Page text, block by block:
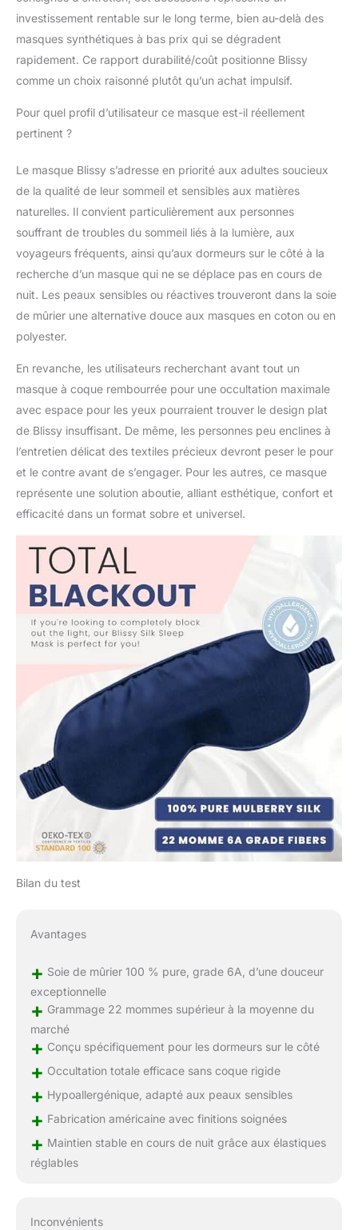
investissement rentable sur le long terme, bien au-delà des
masques synthétiques à bas prix qui se dégradent
rapidement. Ce rapport durabilité/coût positionne Blissy
comme un choix raisonné plutôt qu’un achat impulsif.
Pour quel profil d’utilisateur ce masque est-il réellement
pertinent ?
Le masque Blissy s’adresse en priorité aux adultes soucieux
de la qualité de leur sommeil et sensibles aux matières
naturelles. Il convient particulièrement aux personnes
souffrant de troubles du sommeil liés à la lumière, aux
voyageurs fréquents, ainsi qu’aux dormeurs sur le côté à la
recherche d’un masque qui ne se déplace pas en cours de
nuit. Les peaux sensibles ou réactives trouveront dans la soie
de mûrier une alternative douce aux masques en coton ou en
polyester.
En revanche, les utilisateurs recherchant avant tout un
masque à coque rembourrée pour une occultation maximale
avec espace pour les yeux pourraient trouver le design plat
de Blissy insuffisant. De même, les personnes peu enclines à
l’entretien délicat des textiles précieux devront peser le pour
et le contre avant de s’engager. Pour les autres, ce masque
représente une solution aboutie, alliant esthétique, confort et
efficacité dans un format sobre et universel.
Bilan du test
Avantages
+ Soie de mûrier 100 % pure, grade 6A, d’une douceur
exceptionnelle
+ Grammage 22 mommes supérieur à la moyenne du
marché
+ Conçu spécifiquement pour les dormeurs sur le côté
+ Occultation totale efficace sans coque rigide
+ Hypoallergénique, adapté aux peaux sensibles
+ Fabrication américaine avec finitions soignées
+ Maintien stable en cours de nuit grâce aux élastiques
réglables
Inconvénients